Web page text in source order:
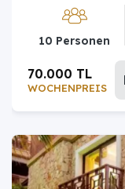
10 Personen
WOCHENPREIS
70.000 TL